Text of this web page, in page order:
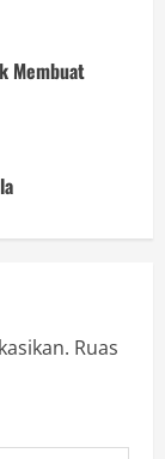
Membuat
Ruas